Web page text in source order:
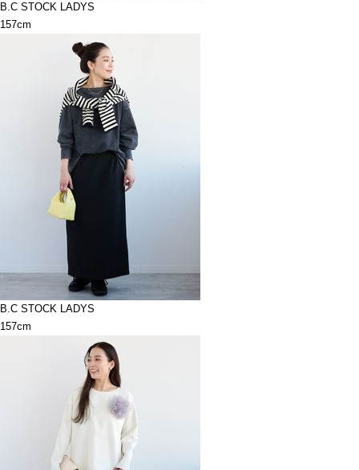
B.C STOCK LADYS
157cm
B.C STOCK LADYS
157cm